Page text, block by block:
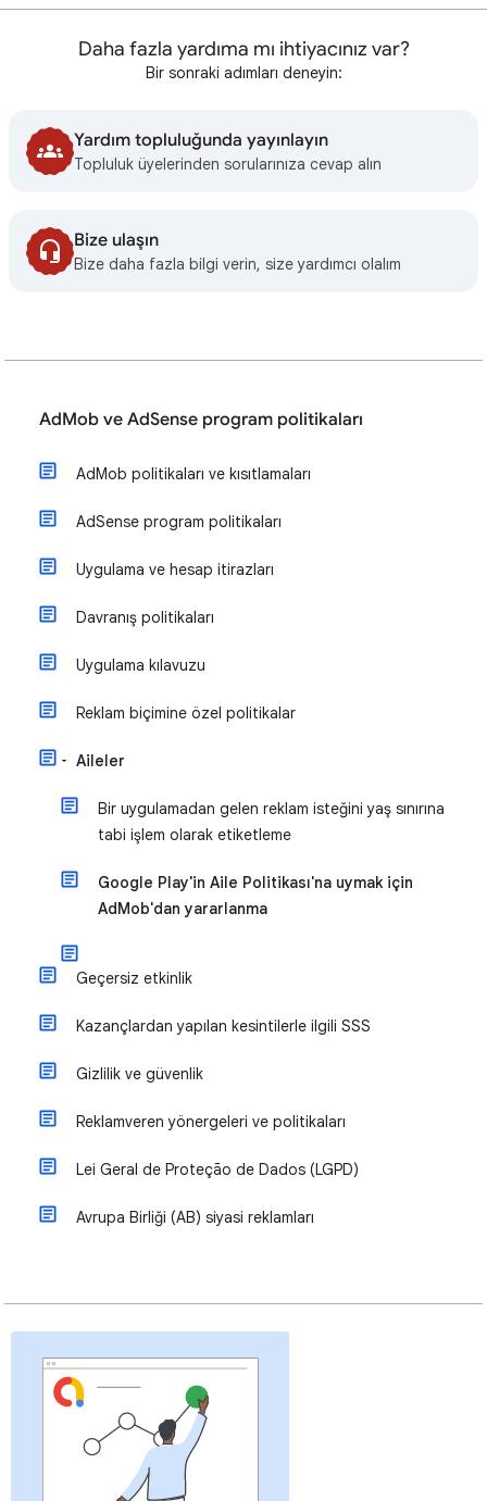
Daha fazla yardıma mı ihtiyacınız var?
Bir sonraki adımları deneyin:
Yardım topluluğunda yayınlayın
Topluluk üyelerinden sorularınıza cevap alın
Bize ulaşın
Bize daha fazla bilgi verin, size yardımcı olalım
AdMob ve AdSense program politikaları
AdMob politikaları ve kısıtlamaları
AdSense program politikaları
Uygulama ve hesap itirazları
Davranış politikaları
Uygulama kılavuzu
Reklam biçimine özel politikalar
Aileler
Bir uygulamadan gelen reklam isteğini yaş sınırına
tabi işlem olarak etiketleme
Google Play'in Aile Politikası'na uymak için
AdMob'dan yararlanma
Geçersiz etkinlik
Kazançlardan yapılan kesintilerle ilgili SSS
Gizlilik ve güvenlik
Reklamveren yönergeleri ve politikaları
Lei Geral de Proteção de Dados (LGPD)
Avrupa Birliği (AB) siyasi reklamları